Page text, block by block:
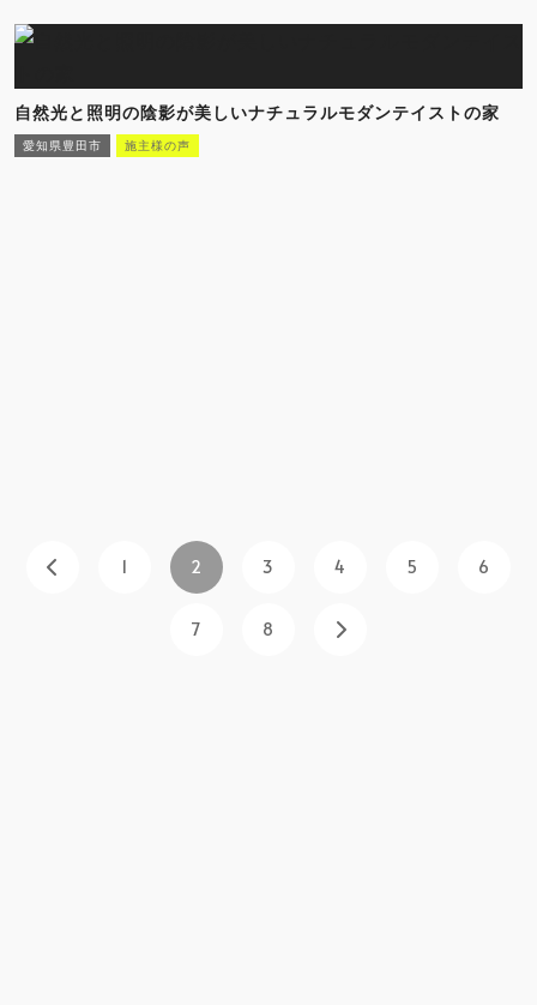
自然光と照明の陰影が美しいナチュラルモダンテイストの家
愛知県豊田市 施主様の声
1 2 3 4 5 6
7 8